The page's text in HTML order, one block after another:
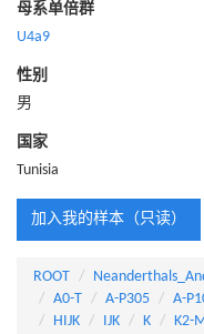
母系单倍群
U4a9
性别
男
国家
Tunisia
加入我的样本（只读）
ROOT
A0-T
A-P305 A-
HIJK
IJK K K2-